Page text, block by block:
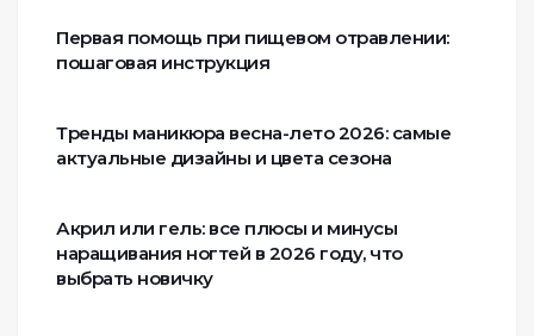
Первая помощь при пищевом отравлении:
пошаговая инструкция
Тренды маникюра весна-лето 2026: самые
актуальные дизайны и цвета сезона
Акрил или гель: все плюсы и минусы
наращивания ногтей в 2026 году, что
выбрать новичку